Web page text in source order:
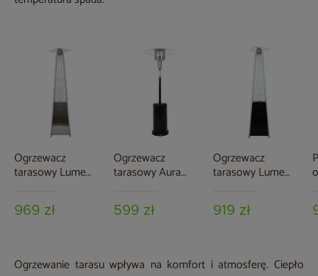
Ogrzewacz
tarasowy Lume
969 zł
Ogrzewacz
tarasowy Aura
599 zł
Ogrzewacz
tarasowy Lume
919 zł
Ogrzewanie tarasu wpływa na komfort i atmosferę. Ciepło